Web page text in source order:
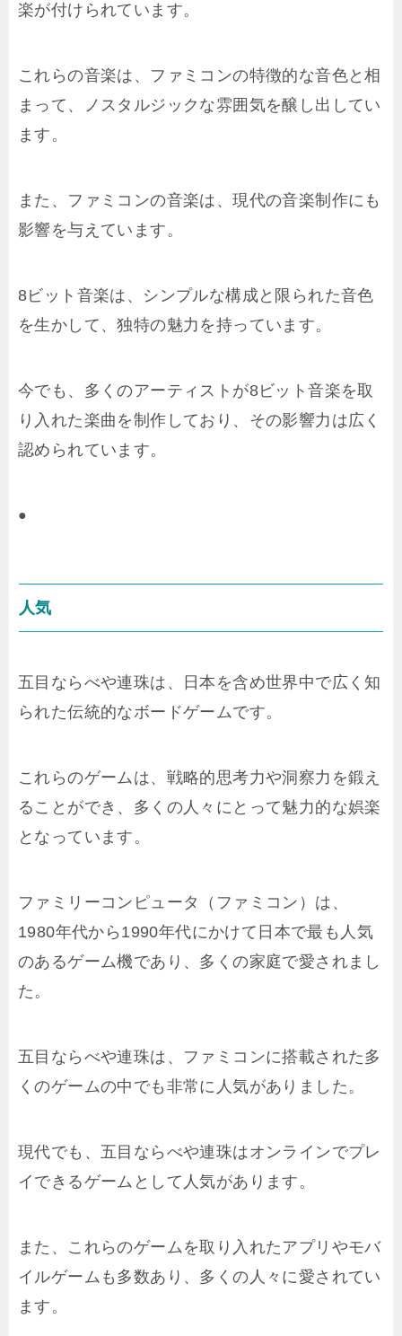
楽が付けられています。
これらの音楽は、ファミコンの特徴的な音色と相
まって、ノスタルジックな雰囲気を醸し出してい
ます。
また、ファミコンの音楽は、現代の音楽制作にも
影響を与えています。
8ビット音楽は、シンプルな構成と限られた音色
を生かして、独特の魅力を持っています。
今でも、多くのアーティストが8ビット音楽を取
り入れた楽曲を制作しており、その影響力は広く
認められています。
●
人気
五目ならべや連珠は、日本を含め世界中で広く知
られた伝統的なボードゲームです。
これらのゲームは、戦略的思考力や洞察力を鍛え
ることができ、多くの人々にとって魅力的な娯楽
となっています。
ファミリーコンピュータ（ファミコン）は、
1980年代から1990年代にかけて日本で最も人気
のあるゲーム機であり、多くの家庭で愛されまし
た。
五目ならべや連珠は、ファミコンに搭載された多
くのゲームの中でも非常に人気がありました。
現代でも、五目ならべや連珠はオンラインでプレ
イできるゲームとして人気があります。
また、これらのゲームを取り入れたアプリやモバ
イルゲームも多数あり、多くの人々に愛されてい
ます。